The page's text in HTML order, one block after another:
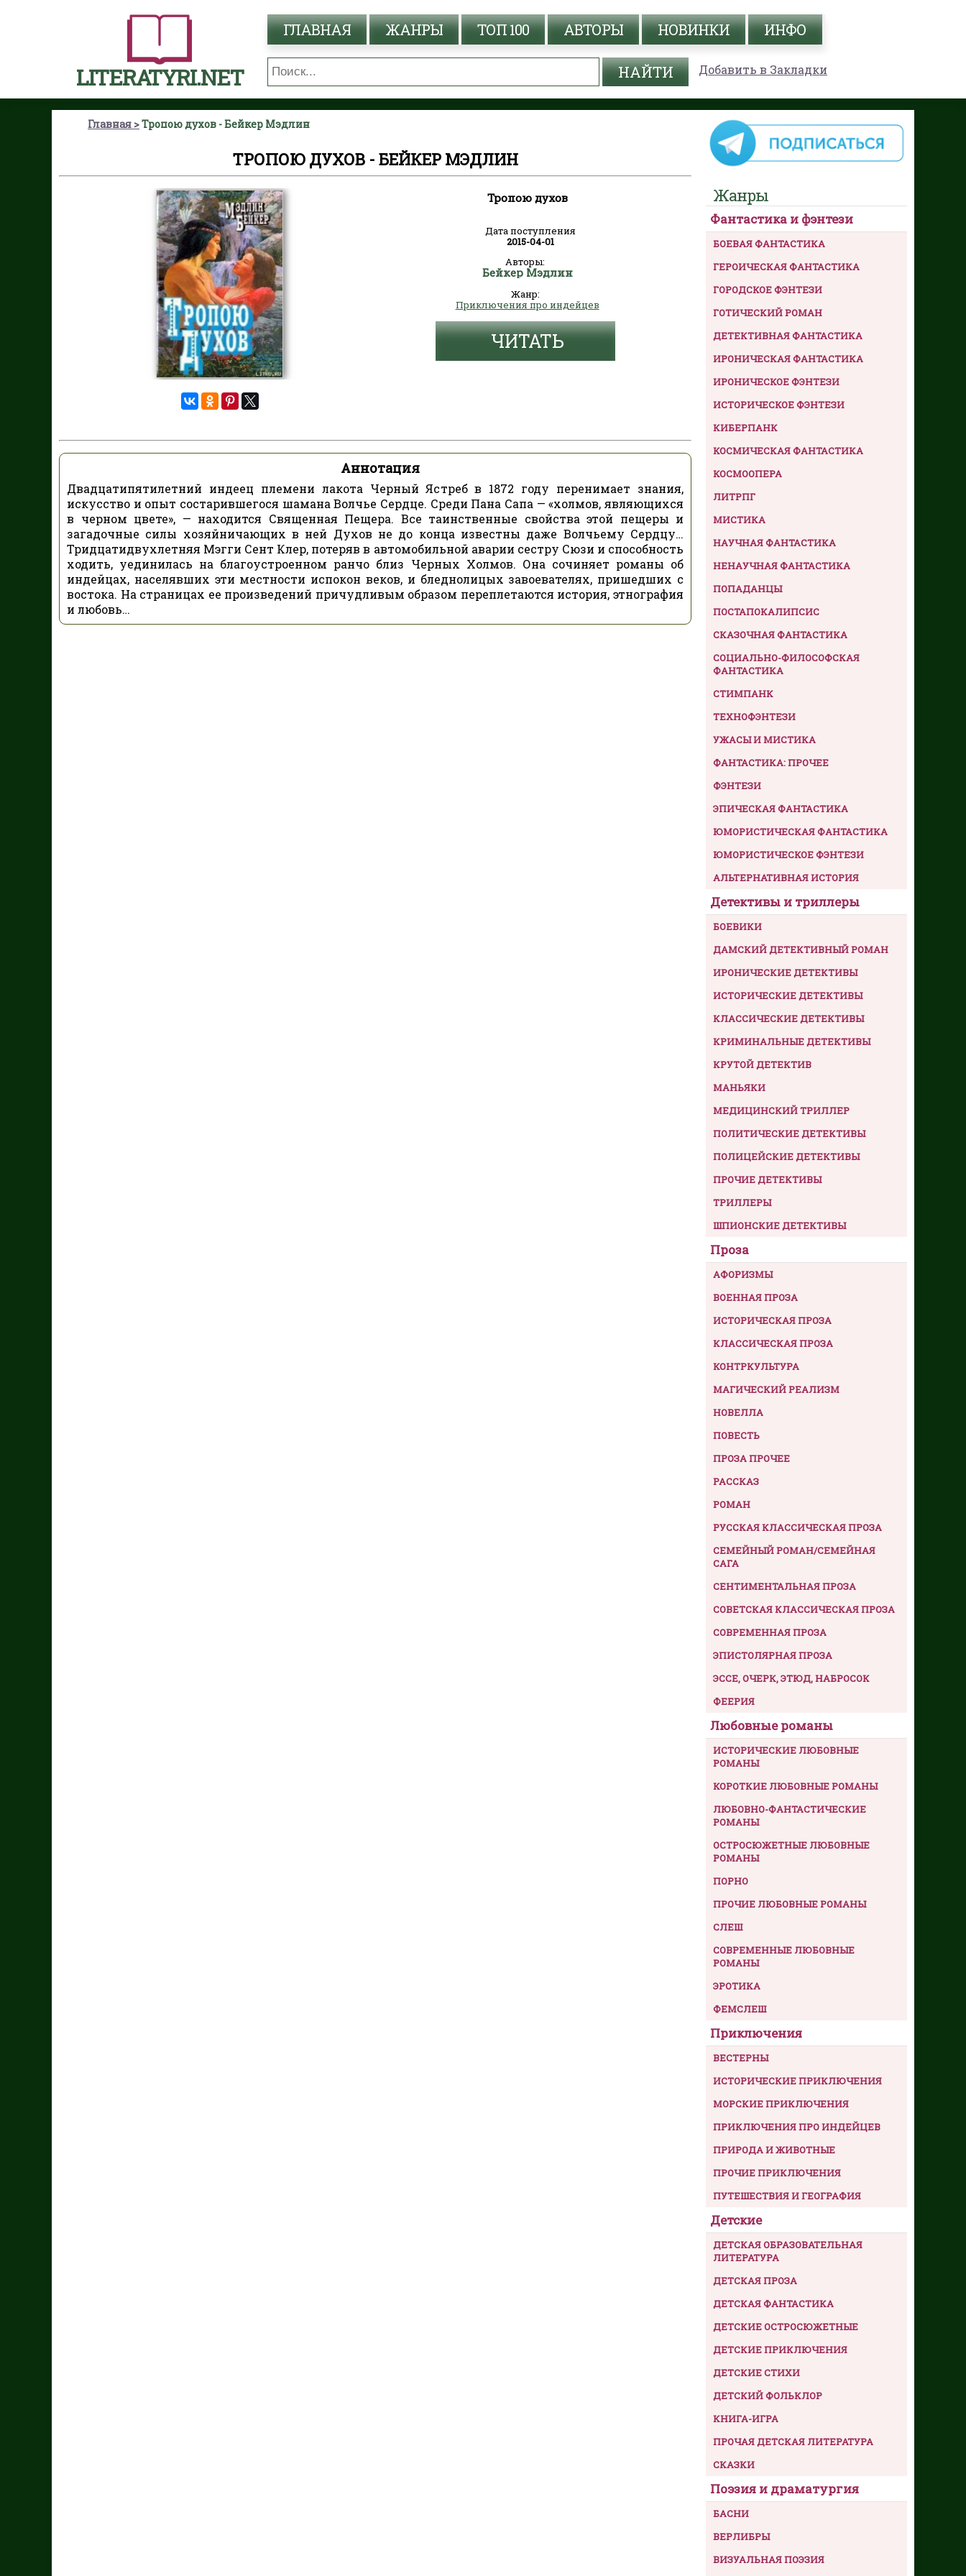
LITERATYRI.NET
ГЛАВНАЯ ЖАНРЫ ТОП 100 АВТОРЫ НОВИНКИ ИНФО
Добавить в Закладки
Главная Тропою духов - Бейкер Мэдлин
ТРОПОЮ ДУХОВ - БЕЙКЕР МЭДЛИН
Тропою духов
Дата поступления
2015-04-01
Авторы:
Бейкер Мэдлин
Жанр:
Приключения про индейцев
ЧИТАТЬ
Аннотация
Двадцатипятилетний индеец племени лакота Черный Ястреб в 1872 году перенимает знания,
искусство и опыт состарившегося шамана Волчье Сердце. Среди Пана Сапа — «холмов, являющихся
в черном цвете», — находится Священная Пещера. Все таинственные свойства этой пещеры и
загадочные силы хозяйничающих в ней Духов не до конца известны даже Волчьему Сердцу…
Тридцатидвухлетняя Мэгги Сент Клер, потеряв в автомобильной аварии сестру Сюзи и способность
ходить, уединилась на благоустроенном ранчо близ Черных Холмов. Она сочиняет романы об
индейцах, населявших эти местности испокон веков, и бледнолицых завоевателях, пришедших с
востока. На страницах ее произведений причудливым образом переплетаются история, этнография
и любовь…
Жанры
Фантастика и фэнтези
БОЕВАЯ ФАНТАСТИКА
ГЕРОИЧЕСКАЯ ФАНТАСТИКА
ГОРОДСКОЕ ФЭНТЕЗИ
ГОТИЧЕСКИЙ РОМАН
ДЕТЕКТИВНАЯ ФАНТАСТИКА
ИРОНИЧЕСКАЯ ФАНТАСТИКА
ИРОНИЧЕСКОЕ ФЭНТЕЗИ
ИСТОРИЧЕСКОЕ ФЭНТЕЗИ
КИБЕРПАНК
КОСМИЧЕСКАЯ ФАНТАСТИКА
КОСМООПЕРА
ЛИТРПГ
МИСТИКА
НАУЧНАЯ ФАНТАСТИКА
НЕНАУЧНАЯ ФАНТАСТИКА
ПОПАДАНЦЫ
ПОСТАПОКАЛИПСИС
СКАЗОЧНАЯ ФАНТАСТИКА
СОЦИАЛЬНО-ФИЛОСОФСКАЯ
ФАНТАСТИКА
СТИМПАНК
ТЕХНОФЭНТЕЗИ
УЖАСЫ И МИСТИКА
ФАНТАСТИКА: ПРОЧЕЕ
ФЭНТЕЗИ
ЭПИЧЕСКАЯ ФАНТАСТИКА
ЮМОРИСТИЧЕСКАЯ ФАНТАСТИКА
ЮМОРИСТИЧЕСКОЕ ФЭНТЕЗИ
АЛЬТЕРНАТИВНАЯ ИСТОРИЯ
Детективы и триллеры
БОЕВИКИ
ДАМСКИЙ ДЕТЕКТИВНЫЙ РОМАН
ИРОНИЧЕСКИЕ ДЕТЕКТИВЫ
ИСТОРИЧЕСКИЕ ДЕТЕКТИВЫ
КЛАССИЧЕСКИЕ ДЕТЕКТИВЫ
КРИМИНАЛЬНЫЕ ДЕТЕКТИВЫ
КРУТОЙ ДЕТЕКТИВ
МАНЬЯКИ
МЕДИЦИНСКИЙ ТРИЛЛЕР
ПОЛИТИЧЕСКИЕ ДЕТЕКТИВЫ
ПОЛИЦЕЙСКИЕ ДЕТЕКТИВЫ
ПРОЧИЕ ДЕТЕКТИВЫ
ТРИЛЛЕРЫ
ШПИОНСКИЕ ДЕТЕКТИВЫ
Проза
АФОРИЗМЫ
ВОЕННАЯ ПРОЗА
ИСТОРИЧЕСКАЯ ПРОЗА
КЛАССИЧЕСКАЯ ПРОЗА
КОНТРКУЛЬТУРА
МАГИЧЕСКИЙ РЕАЛИЗМ
НОВЕЛЛА
ПОВЕСТЬ
ПРОЗА ПРОЧЕЕ
РАССКАЗ
РОМАН
РУССКАЯ КЛАССИЧЕСКАЯ ПРОЗА
СЕМЕЙНЫЙ РОМАН/СЕМЕЙНАЯ
САГА
СЕНТИМЕНТАЛЬНАЯ ПРОЗА
СОВЕТСКАЯ КЛАССИЧЕСКАЯ ПРОЗА
СОВРЕМЕННАЯ ПРОЗА
ЭПИСТОЛЯРНАЯ ПРОЗА
ЭССЕ, ОЧЕРК, ЭТЮД, НАБРОСОК
ФЕЕРИЯ
Любовные романы
ИСТОРИЧЕСКИЕ ЛЮБОВНЫЕ
РОМАНЫ
КОРОТКИЕ ЛЮБОВНЫЕ РОМАНЫ
ЛЮБОВНО-ФАНТАСТИЧЕСКИЕ
РОМАНЫ
ОСТРОСЮЖЕТНЫЕ ЛЮБОВНЫЕ
РОМАНЫ
ПОРНО
ПРОЧИЕ ЛЮБОВНЫЕ РОМАНЫ
СЛЕШ
СОВРЕМЕННЫЕ ЛЮБОВНЫЕ
РОМАНЫ
ЭРОТИКА
ФЕМСЛЕШ
Приключения
ВЕСТЕРНЫ
ИСТОРИЧЕСКИЕ ПРИКЛЮЧЕНИЯ
МОРСКИЕ ПРИКЛЮЧЕНИЯ
ПРИКЛЮЧЕНИЯ ПРО ИНДЕЙЦЕВ
ПРИРОДА И ЖИВОТНЫЕ
ПРОЧИЕ ПРИКЛЮЧЕНИЯ
ПУТЕШЕСТВИЯ И ГЕОГРАФИЯ
Детские
ДЕТСКАЯ ОБРАЗОВАТЕЛЬНАЯ
ЛИТЕРАТУРА
ДЕТСКАЯ ПРОЗА
ДЕТСКАЯ ФАНТАСТИКА
ДЕТСКИЕ ОСТРОСЮЖЕТНЫЕ
ДЕТСКИЕ ПРИКЛЮЧЕНИЯ
ДЕТСКИЕ СТИХИ
ДЕТСКИЙ ФОЛЬКЛОР
КНИГА-ИГРА
ПРОЧАЯ ДЕТСКАЯ ЛИТЕРАТУРА
СКАЗКИ
Поэзия и драматургия
БАСНИ
ВЕРЛИБРЫ
ВИЗУАЛЬНАЯ ПОЭЗИЯ